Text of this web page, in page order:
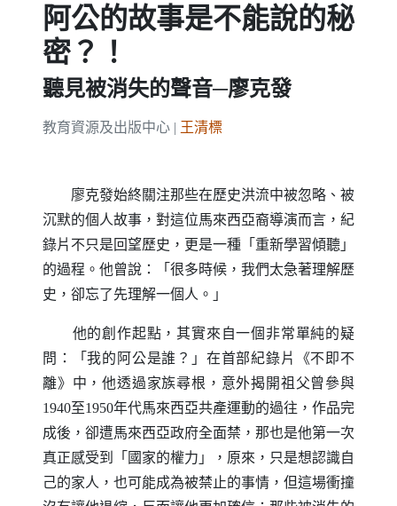
阿公的故事是不能說的秘
密？！
聽見被消失的聲音─廖克發
教育資源及出版中心 | 王清標
廖克發始終關注那些在歷史洪流中被忽略、被
沉默的個人故事，對這位馬來西亞裔導演而言，紀
錄片不只是回望歷史，更是一種「重新學習傾聽」
的過程。他曾說：「很多時候，我們太急著理解歷
史，卻忘了先理解一個人。」
他的創作起點，其實來自一個非常單純的疑
問：「我的阿公是誰？」在首部紀錄片《不即不
離》中，他透過家族尋根，意外揭開祖父曾參與
1940至1950年代馬來西亞共產運動的過往，作品完
成後，卻遭馬來西亞政府全面禁，那也是他第一次
真正感受到「國家的權力」，原來，只是想認識自
己的家人，也可能成為被禁止的事情，但這場衝撞